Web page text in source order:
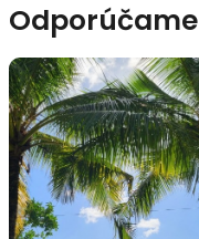
Odporúčame